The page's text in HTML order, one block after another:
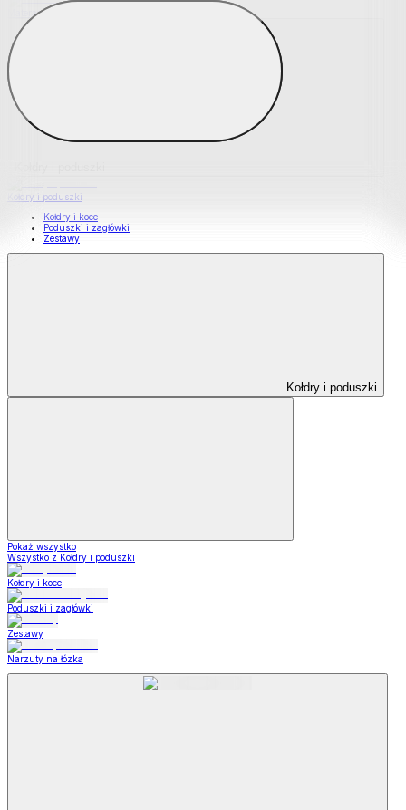
Materace nawierzchniowe
Kołdry i poduszki
Kołdry i koce
Poduszki i zagłówki
Zestawy
Kołdry i poduszki
Pokaż wszystko
Wszystko z Kołdry i poduszki
Kołdry i koce
Poduszki i zagłówki
Zestawy
Narzuty na łózka